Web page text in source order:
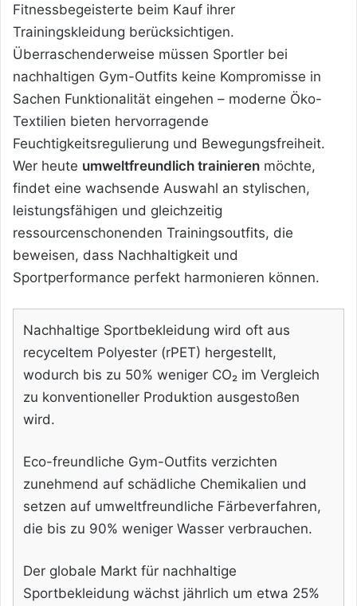
Fitnessbegeisterte beim Kauf ihrer
Trainingskleidung berücksichtigen.
Überraschenderweise müssen Sportler bei
nachhaltigen Gym-Outfits keine Kompromisse in
Sachen Funktionalität eingehen – moderne Öko-
Textilien bieten hervorragende
Feuchtigkeitsregulierung und Bewegungsfreiheit.
Wer heute umweltfreundlich trainieren möchte,
findet eine wachsende Auswahl an stylischen,
leistungsfähigen und gleichzeitig
ressourcenschonenden Trainingsoutfits, die
beweisen, dass Nachhaltigkeit und
Sportperformance perfekt harmonieren können.
Nachhaltige Sportbekleidung wird oft aus
recyceltem Polyester (rPET) hergestellt,
wodurch bis zu 50% weniger CO₂ im Vergleich
zu konventioneller Produktion ausgestoßen
wird.
Eco-freundliche Gym-Outfits verzichten
zunehmend auf schädliche Chemikalien und
setzen auf umweltfreundliche Färbeverfahren,
die bis zu 90% weniger Wasser verbrauchen.
Der globale Markt für nachhaltige
Sportbekleidung wächst jährlich um etwa 25%